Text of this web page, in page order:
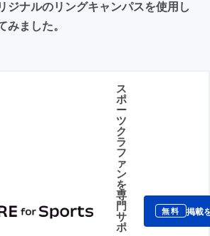
ジナルのリングキャンパスを使用し
ました。
ス
ポ
ー
ツ
ク
ラ
フ
ァ
ン
を
専
門
サ
ポ
無料 掲載